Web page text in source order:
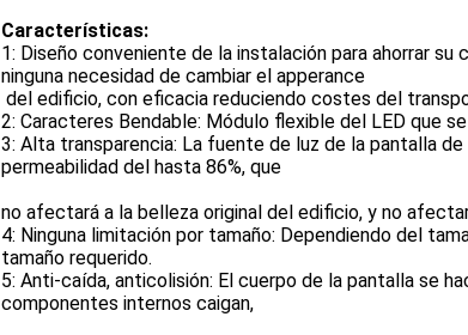
Características:
1: Diseño conveniente de la instalación para ahorrar
ninguna necesidad de cambiar el apperance
del edificio, con eficacia reduciendo costes del
2: Caracteres Bendable: Módulo flexible del LED que
3: Alta transparencia: La fuente de luz de la pantalla
permeabilidad del hasta 86%, que
no afectará a la belleza original del edificio, y no
4: Ninguna limitación por tamaño: Dependiendo del
tamaño requerido.
5: Anti-caída, anticolisión: El cuerpo de la pantalla se
componentes internos caigan,